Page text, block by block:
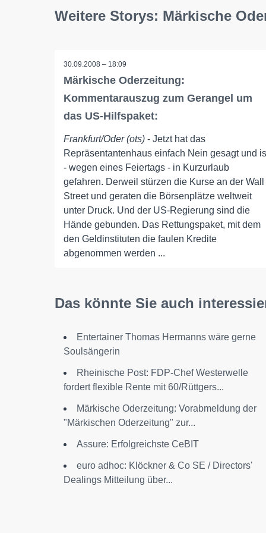
Weitere Storys: Märkische
30.09.2008 – 18:09
Märkische Oderzeitung:
Kommentarauszug zum Gerangel um
das US-Hilfspaket:
Frankfurt/Oder (ots) - Jetzt hat das
Repräsentantenhaus einfach Nein gesagt und
- wegen eines Feiertags - in Kurzurlaub
gefahren. Derweil stürzen die Kurse an der Wall
Street und geraten die Börsenplätze weltweit
unter Druck. Und der US-Regierung sind die
Hände gebunden. Das Rettungspaket, mit dem
den Geldinstituten die faulen Kredite
abgenommen werden ...
Das könnte Sie auch
Entertainer Thomas Hermanns wäre gerne
Soulsängerin
Rheinische Post: FDP-Chef Westerwelle
fordert flexible Rente mit 60/Rüttgers...
Märkische Oderzeitung: Vorabmeldung der
"Märkischen Oderzeitung" zur...
Assure: Erfolgreichste CeBIT
euro adhoc: Klöckner & Co SE / Directors'
Dealings Mitteilung über...